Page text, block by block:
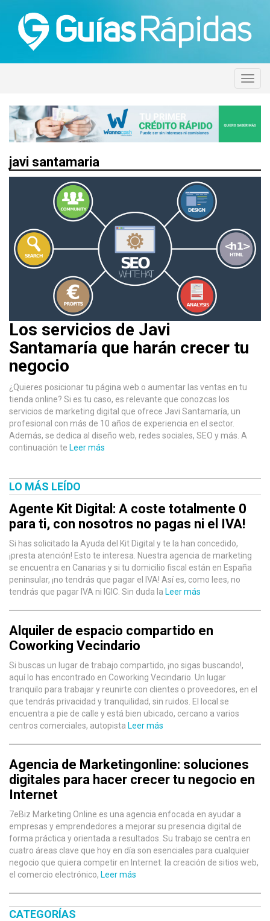
javi santamaria
Los servicios de Javi
Santamaría que harán crecer tu
negocio
¿Quieres posicionar tu página web o aumentar las ventas en tu
tienda online? Si es tu caso, es relevante que conozcas los
servicios de marketing digital que ofrece Javi Santamaría, un
profesional con más de 10 años de experiencia en el sector.
Además, se dedica al diseño web, redes sociales, SEO y más. A
continuación te Leer más
LO MÁS LEÍDO
Agente Kit Digital: A coste totalmente 0
para ti, con nosotros no pagas ni el IVA!
Si has solicitado la Ayuda del Kit Digital y te la han concedido,
¡presta atención! Esto te interesa. Nuestra agencia de marketing
se encuentra en Canarias y si tu domicilio fiscal están en España
peninsular, ¡no tendrás que pagar el IVA! Así es, como lees, no
tendrás que pagar IVA ni IGIC. Sin duda la Leer más
Alquiler de espacio compartido en
Coworking Vecindario
Si buscas un lugar de trabajo compartido, ¡no sigas buscando!,
aquí lo has encontrado en Coworking Vecindario. Un lugar
tranquilo para trabajar y reunirte con clientes o proveedores, en el
que tendrás privacidad y tranquilidad, sin ruidos. El local se
encuentra a pie de calle y está bien ubicado, cercano a varios
centros comerciales, autopista Leer más
Agencia de Marketingonline: soluciones
digitales para hacer crecer tu negocio en
Internet
7eBiz Marketing Online es una agencia enfocada en ayudar a
empresas y emprendedores a mejorar su presencia digital de
forma práctica y orientada a resultados. Su trabajo se centra en
cuatro áreas clave que hoy en día son esenciales para cualquier
negocio que quiera competir en Internet: la creación de sitios web,
el comercio electrónico, Leer más
CATEGORÍAS